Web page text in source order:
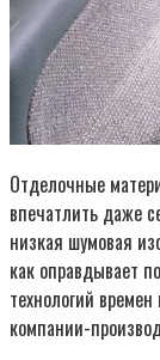
Отделочные
впечатлить даже
низкая шумовая
как оправдывает
технологий
компании-